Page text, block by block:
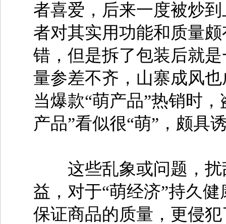
者喜爱，后来一度被炒
者对其实用功能和质量
错，但是拆了包装后就
量参差不齐，山寨成风
当爆款“萌产品”热销时
产品”看似很“萌”，颇具
这些乱象或问题，扰
益，对于“萌经济”持久
保证商品的质量，更侵